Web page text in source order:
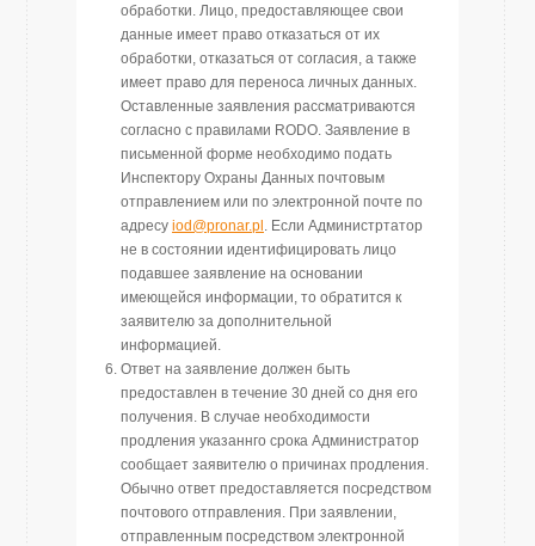
обработки. Лицо, предоставляющее свои
данные имеет право отказаться от их
обработки, отказаться от согласия, а также
имеет право для переноса личных данных.
Оставленные заявления рассматриваются
согласно с правилами RODO. Заявление в
письменной форме необходимо подать
Инспектору Охраны Данных почтовым
отправлением или по электронной почте по
адресу iod@pronar.pl . Если Администртатор
не в состоянии идентифицировать лицо
подавшее заявление на основании
имеющейся информации, то обратится к
заявителю за дополнительной
информацией.
Ответ на заявление должен быть
предоставлен в течение 30 дней со дня его
получения. В случае необходимости
продления указаннго срока Администратор
сообщает заявителю о причинах продления.
Обычно ответ предоставляется посредством
почтового отправления. При заявлении,
отправленным посредством электронной